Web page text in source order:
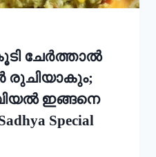
ചേർത്താൽ
രുചിയാകും;
ഇങ്ങനെ
Special